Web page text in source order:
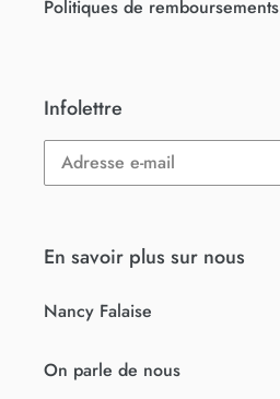
Politiques de remboursements
Infolettre
En savoir plus sur nous
Nancy Falaise
On parle de nous